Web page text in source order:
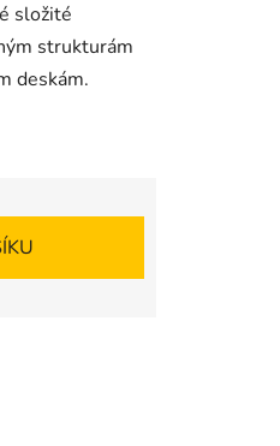
složité
strukturám
deskám.